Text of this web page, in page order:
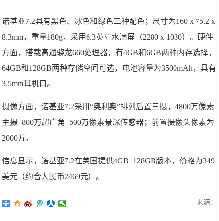
诺基亚7.2具有黑色、冰色和绿色三种配色；尺寸为160 x 75.2 x
8.3mm，重量180g，采用6.3英寸水滴屏（2280 x 1080）。硬件
方面，搭载高通骁龙660处理器，有4GB和6GB两种内存选择，
64GB和128GB两种存储空间可选，电池容量为3500mAh，具有
3.5mm耳机口。
摄像方面，诺基亚7.2采用“奥利奥”排列后置三摄，4800万像素
主摄+800万超广角+500万像素景深传感器；前置摄像头像素为
2000万。
信息显示，诺基亚7.2在美国提供4GB+128GB版本，价格为349
美元（约合人民币2469元）。
来源：